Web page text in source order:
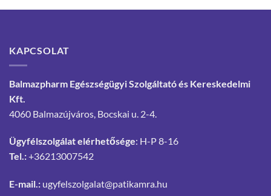
KAPCSOLAT
Balmazpharm Egészségügyi Szolgáltató és Kereskedelmi
Kft.
4060 Balmazújváros, Bocskai u. 2-4.
Ügyfélszolgálat elérhetősége: H-P 8-16
Tel.:+36213007542
E-mail.: ugyfelszolgalat@patikamra.hu